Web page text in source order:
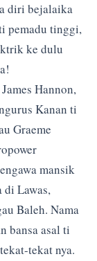
diri bejalaika
pemadu tinggi,
ke dulu
Hannon,
Kanan ti
Graeme
mansik
Lawas,
Baleh. Nama
bansa asal ti
tekat nya.